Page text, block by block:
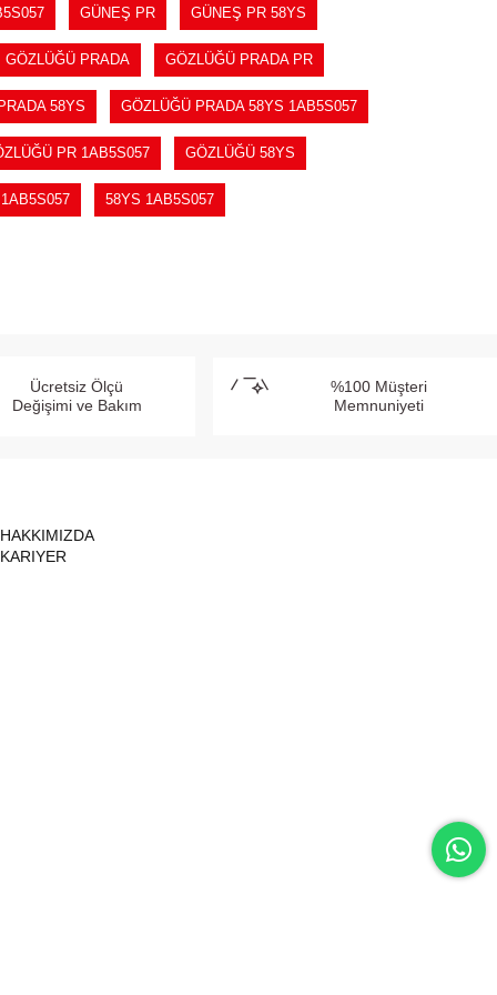
GÜNEŞ PR GÜNEŞ PR 58YS
GÖZLÜĞÜ PRADA GÖZLÜĞÜ PRADA PR
58YS GÖZLÜĞÜ PRADA 58YS 1AB5S057
PR 1AB5S057 GÖZLÜĞÜ 58YS
58YS 1AB5S057
Ücretsiz Ölçü
Değişimi ve Bakım
%100 Müşteri
Memnuniyeti
HAKKIMIZDA
KARIYER